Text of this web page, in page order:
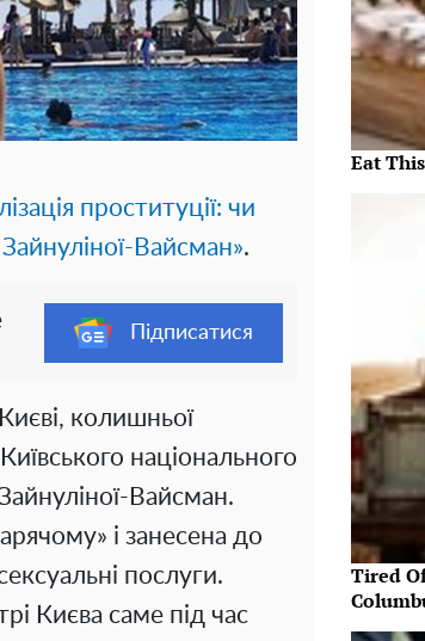
проституції: чи
Вайсман».
Підписатися
колишньої
національного
Вайсман.
і занесена до
послуги.
Києва саме під час
Eat
Tired